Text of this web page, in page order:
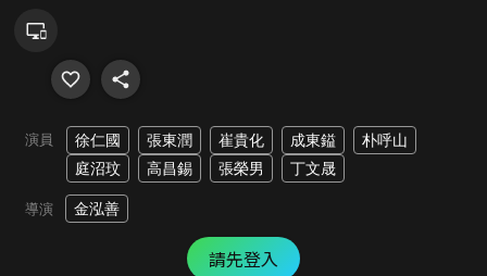
演員 徐仁國 張東潤 崔貴化 成東鎰
朴呼山
庭沼玟
高昌錫 張榮男 丁文晟
導演 金泓善
請先登入